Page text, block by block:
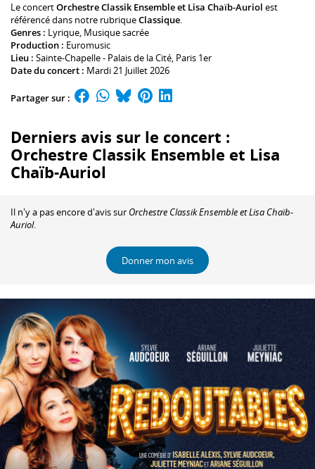
Le concertOrchestre Classik Ensemble et Lisa Chaïb-Auriol est
référencé dans notre rubriqueClassique.
Genres : Lyrique, Musique sacrée
Production : Euromusic
Lieu : Sainte-Chapelle - Palais de la Cité, Paris 1er
Date du concert : Mardi 21 Juillet 2026
Partager sur :
Derniers avis sur le concert :
Orchestre Classik Ensemble et Lisa
Chaïb-Auriol
Il n'y a pas encore d'avis sur Orchestre Classik Ensemble et Lisa Chaïb-
Auriol.
Donner mon avis